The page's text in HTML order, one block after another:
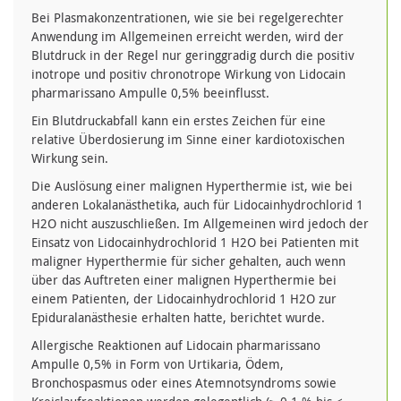
Bei Plasmakonzentrationen, wie sie bei regelgerechter
Anwendung im Allgemeinen erreicht werden, wird der
Blutdruck in der Regel nur geringgradig durch die positiv
inotrope und positiv chronotrope Wirkung von Lidocain
pharmarissano Ampulle 0,5% beeinflusst.
Ein Blutdruckabfall kann ein erstes Zeichen für eine
relative Überdosierung im Sinne einer kardiotoxischen
Wirkung sein.
Die Auslösung einer malignen Hyperthermie ist, wie bei
anderen Lokalanästhetika, auch für Lidocainhydrochlorid 1
H2O nicht auszuschließen. Im Allgemeinen wird jedoch der
Einsatz von Lidocainhydrochlorid 1 H2O bei Patienten mit
maligner Hyperthermie für sicher gehalten, auch wenn
über das Auftreten einer malignen Hyperthermie bei
einem Patienten, der Lidocainhydrochlorid 1 H2O zur
Epiduralanästhesie erhalten hatte, berichtet wurde.
Allergische Reaktionen auf Lidocain pharmarissano
Ampulle 0,5% in Form von Urtikaria, Ödem,
Bronchospasmus oder eines Atemnotsyndroms sowie